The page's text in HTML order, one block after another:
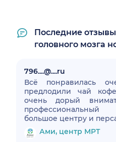
Последние
головного мозга
796....@....ru
Всё понравилась
предлодили чай
очень дорый
большое центру и
Ами, центр МРТ